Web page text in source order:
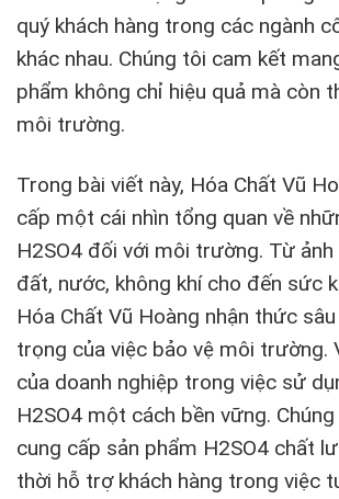
quý khách hàng trong các ngành
khác nhau. Chúng tôi cam kết
phẩm không chỉ hiệu quả mà còn
môi trường.
Trong bài viết này, Hóa Chất Vũ
cấp một cái nhìn tổng quan về
H2SO4 đối với môi trường. Từ
đất, nước, không khí cho đến sức
Hóa Chất Vũ Hoàng nhận thức
trọng của việc bảo vệ môi trường.
của doanh nghiệp trong việc sử
H2SO4 một cách bền vững.
cung cấp sản phẩm H2SO4 chất
thời hỗ trợ khách hàng trong việc